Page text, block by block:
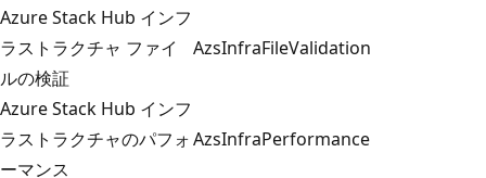
Azure Stack Hub インフ
ラストラクチャ ファイ
ルの検証
AzsInfraFileValidation
Azure Stack Hub インフ
ラストラクチャのパフォ
ーマンス
AzsInfraPerformance